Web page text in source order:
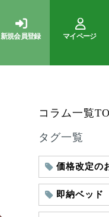
新規会員登録 マイページ
コラム一覧
タグ一覧
価格改定の
即納ベッド